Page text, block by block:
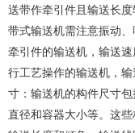
送带作牵引件且输送长
带式输送机需注意振动
牵引件的输送机，输送
行工艺操作的输送机，
寸：输送机的构件尺寸
直径和容器大小等。这